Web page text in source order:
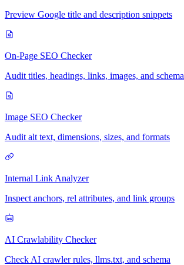
Preview Google title and description snippets
On-Page SEO Checker
Audit titles, headings, links, images, and schema
Image SEO Checker
Audit alt text, dimensions, sizes, and formats
Internal Link Analyzer
Inspect anchors, rel attributes, and link groups
AI Crawlability Checker
Check AI crawler rules, llms.txt, and schema